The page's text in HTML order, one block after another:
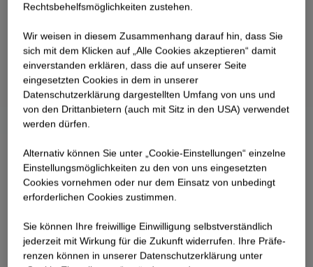
Rechtsbehelfsmöglichkeiten zustehen.
Wir weisen in diesem Zusammenhang darauf hin, dass Sie
sich mit dem Klicken auf „Alle Cookies akzeptieren“ damit
ein­ver­standen erklären, dass die auf unserer Seite
eingesetzten Cookies in dem in unserer
Datenschutzerklärung dargestellten Umfang von uns und
von den Drittanbietern (auch mit Sitz in den USA) verwendet
werden dürfen.
Alternativ können Sie unter „Cookie-Einstellungen“ einzelne
Einstellungsmöglichkeiten zu den von uns eingesetzten
Cookies vornehmen oder nur dem Einsatz von unbedingt
erforderlichen Cookies zustimmen.
Sie können Ihre freiwillige Einwilligung selbstverständlich
jederzeit mit Wirkung für die Zukunft widerrufen. Ihre Prä­fe­
renzen können in unserer Datenschutzerklärung unter